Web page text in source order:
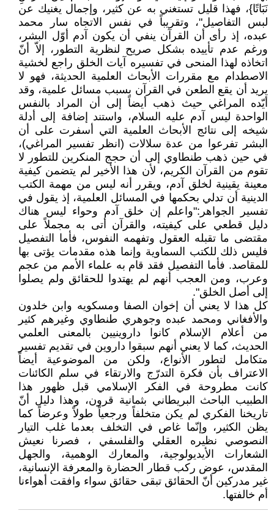
نَبَاتًا}، فهذا قليل تستغني به عن كثير، وإجمال يغنيك عن
لبس التفاصيل"، وتقريباً في نفس الاتجاه سار محمد
عبده، إذ رأى أن القرآن ينفي أن يكون آدم أوّل البشر،
ورغم عدم تأييده بشكل صريح لنظرية التطور، إلاّ أنّ
اتخاذه لهذا المنحى في تفسيره آيات الخلق راجع لخشية
الاصطدام مع مقررات الأبحاث العلمية الحديثة، فهو لا
يريد أن يقع الطعن في القرآن بسبب مسائل علمية، وقد
أيّده المراغي حيث ذهب أيضاً إلى أن المراد بالنفس
الواحدة ليس آدم عليه السلام، واستند إضافة إلى أدلة
شيخه إلى نتائج الأبحاث العلمية التي أسفرت على أن
البشر تفرعوا من عدة سلالات (انظر تفسير المراغي)،
في حين ذهب طنطاوي إلى أن حجج المنكرين للتطور لا
تقوم من القرآن الكريم، لأن هذا الأخير لم يتضمن كيفية
معينة يقينية لخلق آدم، ويقرر أنه ليس من مهمة الكتب
الدينية أن تدلي بحكمها في المسائل العلمية، إذ يقول في
تفسير الجواهر:"واعلم إن خلق آدم وحواء ليس هناك
دليل قطعي على كيفيته، والقرآن أتى به مجملاً على
مقتضى ما تقبله العقول وتفهمه النفوس، فأما التفصيل
فليس ذلك للكتب السماوية وإنما هذه مقدمات يؤتى بها
للمقاصد. فأما التفصيل فقد قام به علماء الأمم من عجم
وعرب، ومن العجب أنهم لم يهتدوا للحقائق ولم يصلوا
إلى أصل الخلق".
كل هذا لا يعني أن إخوان الصفا ومسكويه وابن خلدون
والأفغاني ومحمد عبده وجوهري طنطاوي وغيرهم كثير
من أعلام الإسلام كانوا داروينيين بالمعنى العلمي
الحديث، كما لا يعني أنهم سبقوا داروين في تقديم تفسير
متكامل لتطور الأنواع، ولكن من الموضوعية أيضاً
الاعتراف بأن فكرة التدرّج والارتقاء في سلم الكائنات
كانت مطروحة في الفكر الإسلامي قبل ظهور هذا
الطبيب الباحث البريطاني بثمانية قرون، وهذا دليل أنّ
تاريخنا الفكري لم يكن متخلفاً ورجعياً طولاً وعرضاً كما
يظن الكثير، وإنّما غاص في التخلف بعدما غلب التيار
النصوصي نظيره العقلي والفلسفي ، فصرنا نعيش
الشعارات الأيديولوجية، والمعارك الوهمية، والجهل
المقدس، عوض ركب قطار الحضارة والمعرفة الإنسانية،
غير مدركين أنّ الحقائق تبقى حقائق سواء وافقت أهواءنا
أم خالفتها.